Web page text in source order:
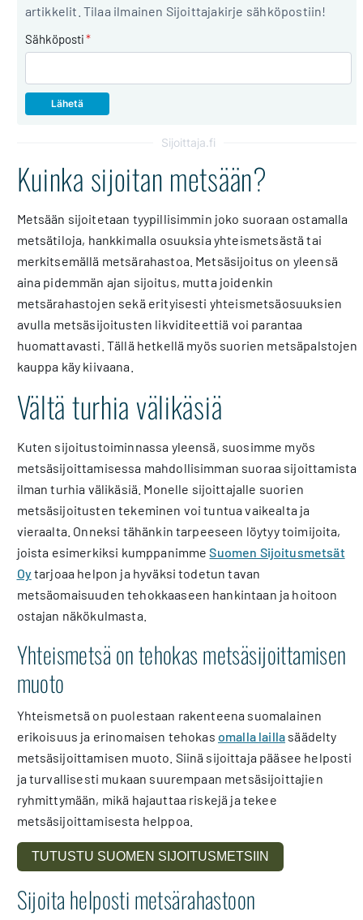
artikkelit. Tilaa ilmainen Sijoittajakirje sähköpostiin!
Sähköposti*
Sijoittaja.fi
Kuinka sijoitan metsään?
Metsään sijoitetaan tyypillisimmin joko suoraan ostamalla
metsätiloja, hankkimalla osuuksia yhteismetsästä tai
merkitsemällä metsärahastoa. Metsäsijoitus on yleensä
aina pidemmän ajan sijoitus, mutta joidenkin
metsärahastojen sekä erityisesti yhteismetsäosuuksien
avulla metsäsijoitusten likviditeettiä voi parantaa
huomattavasti. Tällä hetkellä myös suorien metsäpalstojen
kauppa käy kiivaana.
Vältä turhia välikäsiä
Kuten sijoitustoiminnassa yleensä, suosimme myös
metsäsijoittamisessa mahdollisimman suoraa sijoittamista
ilman turhia välikäsiä. Monelle sijoittajalle suorien
metsäsijoitusten tekeminen voi tuntua vaikealta ja
vieraalta. Onneksi tähänkin tarpeeseen löytyy toimijoita,
joista esimerkiksi kumppanimmeSuomen Sijoitusmetsät
Oytarjoaa helpon ja hyväksi todetun tavan
metsäomaisuuden tehokkaaseen hankintaan ja hoitoon
ostajan näkökulmasta.
Yhteismetsä on tehokas metsäsijoittamisen
muoto
Yhteismetsä on puolestaan rakenteena suomalainen
erikoisuus ja erinomaisen tehokas omalla lailla säädelty
metsäsijoittamisen muoto. Siinä sijoittaja pääsee helposti
ja turvallisesti mukaan suurempaan metsäsijoittajien
ryhmittymään, mikä hajauttaa riskejä ja tekee
metsäsijoittamisesta helppoa.
TUTUSTU SUOMEN SIJOITUSMETSIIN
Sijoita helposti metsärahastoon